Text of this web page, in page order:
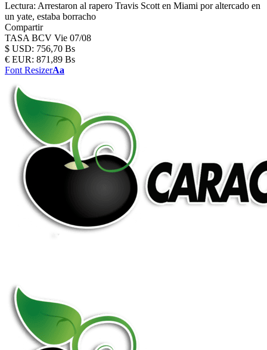
Lectura: Arrestaron al rapero Travis Scott en Miami por altercado en
un yate, estaba borracho
Compartir
TASA BCV Vie 07/08
$ USD: 756,70 Bs
€ EUR: 871,89 Bs
Font ResizerAa